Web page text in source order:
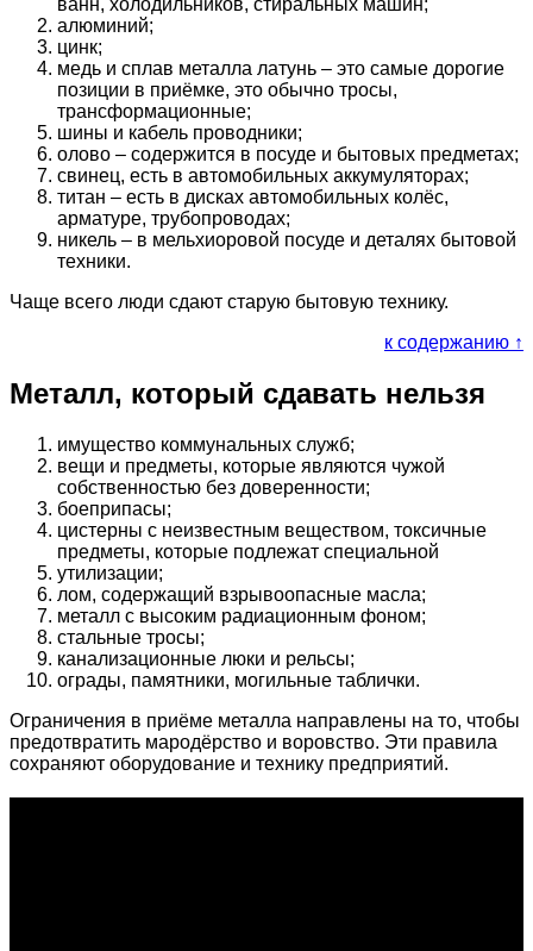
ванн, холодильников, стиральных машин;
алюминий;
цинк;
медь и сплав металла латунь – это самые дорогие
позиции в приёмке, это обычно тросы,
трансформационные;
шины и кабель проводники;
олово – содержится в посуде и бытовых предметах;
свинец, есть в автомобильных аккумуляторах;
титан – есть в дисках автомобильных колёс,
арматуре, трубопроводах;
никель – в мельхиоровой посуде и деталях бытовой
техники.
Чаще всего люди сдают старую бытовую технику.
к содержанию ↑
Металл, который сдавать нельзя
имущество коммунальных служб;
вещи и предметы, которые являются чужой
собственностью без доверенности;
боеприпасы;
цистерны с неизвестным веществом, токсичные
предметы, которые подлежат специальной
утилизации;
лом, содержащий взрывоопасные масла;
металл с высоким радиационным фоном;
стальные тросы;
канализационные люки и рельсы;
ограды, памятники, могильные таблички.
Ограничения в приёме металла направлены на то, чтобы
предотвратить мародёрство и воровство. Эти правила
сохраняют оборудование и технику предприятий.